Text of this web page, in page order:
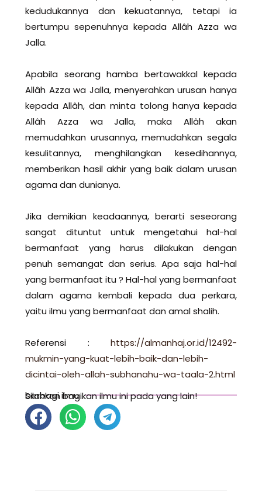
kedudukannya dan kekuatannya, tetapi ia
bertumpu sepenuhnya kepada Allâh Azza wa
Jalla.
Apabila seorang hamba bertawakkal kepada
Allâh Azza wa Jalla, menyerahkan urusan hanya
kepada Allâh, dan minta tolong hanya kepada
Allâh Azza wa Jalla, maka Allâh akan
memudahkan urusannya, memudahkan segala
kesulitannya, menghilangkan kesedihannya,
memberikan hasil akhir yang baik dalam urusan
agama dan dunianya.
Jika demikian keadaannya, berarti seseorang
sangat dituntut untuk mengetahui hal-hal
bermanfaat yang harus dilakukan dengan
penuh semangat dan serius. Apa saja hal-hal
yang bermanfaat itu ? Hal-hal yang bermanfaat
dalam agama kembali kepada dua perkara,
yaitu ilmu yang bermanfaat dan amal shalih.
Referensi : https://almanhaj.or.id/12492-
mukmin-yang-kuat-lebih-baik-dan-lebih-
dicintai-oleh-allah-subhanahu-wa-taala-2.html
berbagi ilmu
Silahkan bagikan ilmu ini pada yang lain!